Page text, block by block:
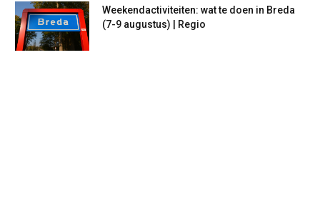
Weekendactiviteiten: wat te doen in Breda
(7-9 augustus) | Regio